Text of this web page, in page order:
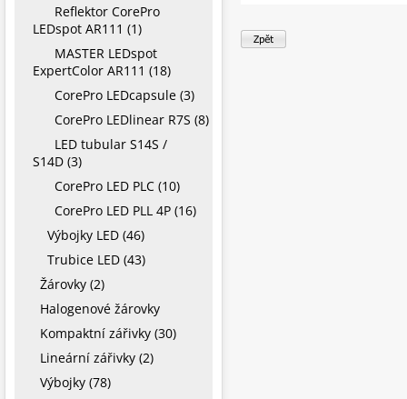
Reflektor CorePro
LEDspot AR111 (1)
MASTER LEDspot
ExpertColor AR111 (18)
CorePro LEDcapsule (3)
CorePro LEDlinear R7S (8)
LED tubular S14S /
S14D (3)
CorePro LED PLC (10)
CorePro LED PLL 4P (16)
Výbojky LED (46)
Trubice LED (43)
Žárovky (2)
Halogenové žárovky
Kompaktní zářivky (30)
Lineární zářivky (2)
Výbojky (78)